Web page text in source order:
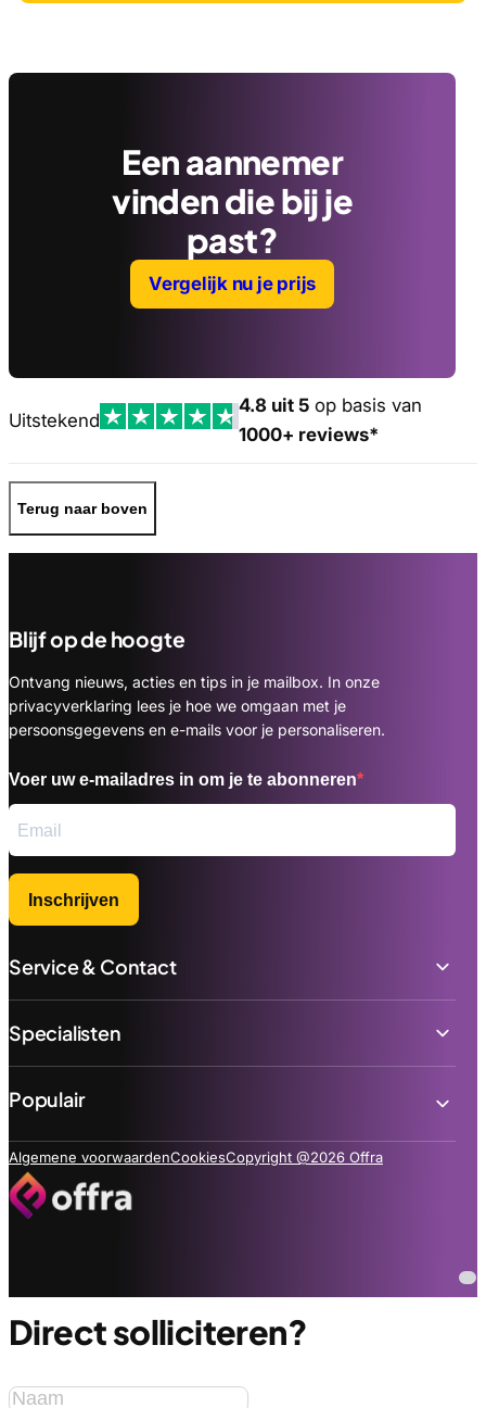
Een aannemer
vinden die bij je
past?
Vergelijk nu je prijs
Uitstekend
4.8 uit 5 op basis van
1000+ reviews*
Terug naar boven
Blijf op de hoogte
Ontvang nieuws, acties en tips in je mailbox. In onze
privacyverklaring lees je hoe we omgaan met je
persoonsgegevens en e-mails voor je personaliseren.
Voer uw e-mailadres in om je te abonneren
Inschrijven
Service & Contact
Specialisten
Populair
Algemene voorwaardenCookiesCopyright @2026 Offra
Direct solliciteren?